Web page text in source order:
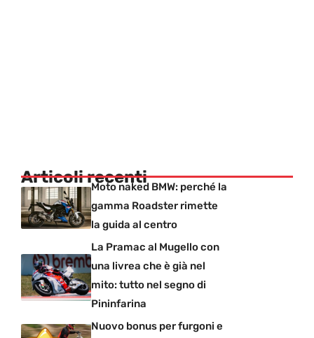
Articoli recentiMoto naked BMW: perché la
gamma Roadster rimette
la guida al centro
La Pramac al Mugello con
una livrea che è già nel
mito: tutto nel segno di
Pininfarina
Nuovo bonus per furgoni e